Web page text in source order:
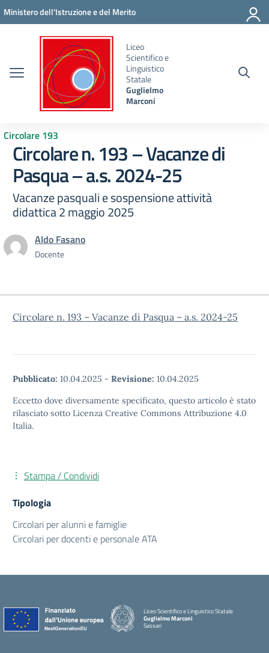
Vai ai contenuti
Vai al menu di navigazione
Vai al footer
Ministero dell'Istruzione e del Merito
Liceo
Scientifico e
Linguistico
Statale
Guglielmo
Marconi
Circolare 193
Circolare n. 193 – Vacanze di
Pasqua – a.s. 2024-25
Vacanze pasquali e sospensione attività
didattica 2 maggio 2025
Aldo Fasano
Docente
Circolare n. 193 – Vacanze di Pasqua – a.s. 2024-25
Pubblicato: 10.04.2025 - Revisione: 10.04.2025
Eccetto dove diversamente specificato, questo articolo è stato
rilasciato sotto Licenza Creative Commons Attribuzione 4.0
Italia.
Stampa / Condividi
Tipologia
Circolari per alunni e famiglie
Circolari per docenti e personale ATA
Liceo Scientifico e Linguistico Statale
Guglielmo Marconi
Sassari